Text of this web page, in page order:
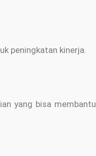
peningkatan kinerja.
yang bisa membantu